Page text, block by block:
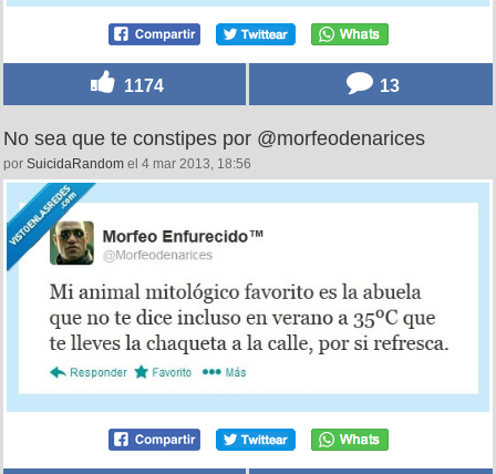
1174 13
No sea que te constipes por @morfeodenarices
por SuicidaRandom el 4 mar 2013, 18:56